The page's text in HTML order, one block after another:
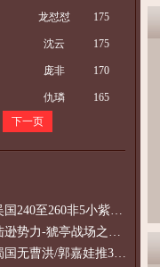
龙怼怼 175
沈云 175
庞非 170
仇璘
165
下一页
玩家攻略 | 吴国240至260非5小紫过策免
卡点攻略 | 陆逊势力-猇亭战场之陆逊
玩家攻略 | 蜀国无曹洪/郭嘉娃推375级，